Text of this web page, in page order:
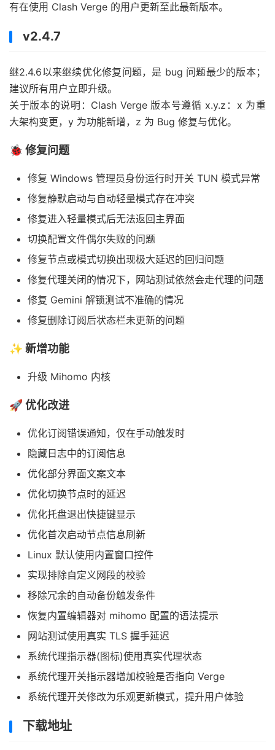
有在使用 Clash Verge 的用户更新至此最新版本。
v2.4.7
继2.4.6以来继续优化修复问题，是 bug 问题最少的版本；
建议所有用户立即升级。
关于版本的说明：Clash Verge 版本号遵循 x.y.z：x 为重
大架构变更，y 为功能新增，z 为 Bug 修复与优化。
🐞 修复问题
修复 Windows 管理员身份运行时开关 TUN 模式异常
修复静默启动与自动轻量模式存在冲突
修复进入轻量模式后无法返回主界面
切换配置文件偶尔失败的问题
修复节点或模式切换出现极大延迟的回归问题
修复代理关闭的情况下，网站测试依然会走代理的问题
修复 Gemini 解锁测试不准确的情况
修复删除订阅后状态栏未更新的问题
✨ 新增功能
升级 Mihomo 内核
🚀 优化改进
优化订阅错误通知，仅在手动触发时
隐藏日志中的订阅信息
优化部分界面文案文本
优化切换节点时的延迟
优化托盘退出快捷键显示
优化首次启动节点信息刷新
Linux 默认使用内置窗口控件
实现排除自定义网段的校验
移除冗余的自动备份触发条件
恢复内置编辑器对 mihomo 配置的语法提示
网站测试使用真实 TLS 握手延迟
系统代理指示器(图标)使用真实代理状态
系统代理开关指示器增加校验是否指向 Verge
系统代理开关修改为乐观更新模式，提升用户体验
下载地址